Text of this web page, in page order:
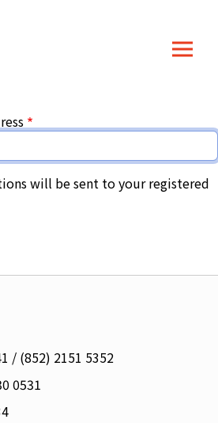
will be sent to your registered
/ (852) 2151 5352
0531